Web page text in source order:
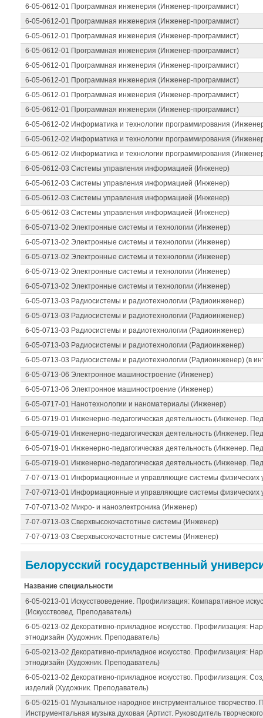
6-05-0612-01 Программная инженерия (Инженер-программист)
6-05-0612-01 Программная инженерия (Инженер-программист)
6-05-0612-01 Программная инженерия (Инженер-программист)
6-05-0612-01 Программная инженерия (Инженер-программист)
6-05-0612-01 Программная инженерия (Инженер-программист)
6-05-0612-01 Программная инженерия (Инженер-программист)
6-05-0612-01 Программная инженерия (Инженер-программист)
6-05-0612-01 Программная инженерия (Инженер-программист)
6-05-0612-02 Информатика и технологии программирования
6-05-0612-02 Информатика и технологии программирования
6-05-0612-02 Информатика и технологии программирования
6-05-0612-03 Системы управления информацией (Инженер)
6-05-0612-03 Системы управления информацией (Инженер)
6-05-0612-03 Системы управления информацией (Инженер)
6-05-0612-03 Системы управления информацией (Инженер)
6-05-0713-02 Электронные системы и технологии (Инженер)
6-05-0713-02 Электронные системы и технологии (Инженер)
6-05-0713-02 Электронные системы и технологии (Инженер)
6-05-0713-02 Электронные системы и технологии (Инженер)
6-05-0713-02 Электронные системы и технологии (Инженер)
6-05-0713-03 Радиосистемы и радиотехнологии (Радиоинженер)
6-05-0713-03 Радиосистемы и радиотехнологии (Радиоинженер)
6-05-0713-03 Радиосистемы и радиотехнологии (Радиоинженер)
6-05-0713-03 Радиосистемы и радиотехнологии (Радиоинженер)
6-05-0713-03 Радиосистемы и радиотехнологии (Радиоинженер) (в
6-05-0713-06 Электронное машиностроение (Инженер)
6-05-0713-06 Электронное машиностроение (Инженер)
6-05-0717-01 Нанотехнологии и наноматериалы (Инженер)
6-05-0719-01 Инженерно-педагогическая деятельность (Инженер.
6-05-0719-01 Инженерно-педагогическая деятельность (Инженер.
6-05-0719-01 Инженерно-педагогическая деятельность (Инженер.
6-05-0719-01 Инженерно-педагогическая деятельность (Инженер.
7-07-0713-01 Информационные и управляющие системы физических
7-07-0713-01 Информационные и управляющие системы физических
7-07-0713-02 Микро- и наноэлектроника (Инженер)
7-07-0713-03 Сверхвысокочастотные системы (Инженер)
7-07-0713-03 Сверхвысокочастотные системы (Инженер)
Белорусский государственный
Название специальности
6-05-0213-01 Искусствоведение. Профилизация: Компаративное
(Искусствовед. Преподаватель)
6-05-0213-02 Декоративно-прикладное искусство. Профилизация:
этнодизайн (Художник. Преподаватель)
6-05-0213-02 Декоративно-прикладное искусство. Профилизация:
этнодизайн (Художник. Преподаватель)
6-05-0213-02 Декоративно-прикладное искусство. Профилизация:
изделий (Художник. Преподаватель)
6-05-0215-01 Музыкальное народное инструментальное творчество.
Инструментальная музыка духовая (Артист. Руководитель